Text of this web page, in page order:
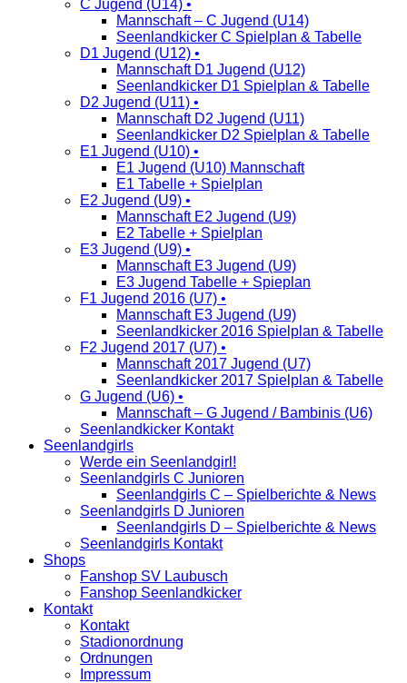
C Jugend (U14) •
Mannschaft – C Jugend (U14)
Seenlandkicker C Spielplan & Tabelle
D1 Jugend (U12) •
Mannschaft D1 Jugend (U12)
Seenlandkicker D1 Spielplan & Tabelle
D2 Jugend (U11) •
Mannschaft D2 Jugend (U11)
Seenlandkicker D2 Spielplan & Tabelle
E1 Jugend (U10) •
E1 Jugend (U10) Mannschaft
E1 Tabelle + Spielplan
E2 Jugend (U9) •
Mannschaft E2 Jugend (U9)
E2 Tabelle + Spielplan
E3 Jugend (U9) •
Mannschaft E3 Jugend (U9)
E3 Jugend Tabelle + Spieplan
F1 Jugend 2016 (U7) •
Mannschaft E3 Jugend (U9)
Seenlandkicker 2016 Spielplan & Tabelle
F2 Jugend 2017 (U7) •
Mannschaft 2017 Jugend (U7)
Seenlandkicker 2017 Spielplan & Tabelle
G Jugend (U6) •
Mannschaft – G Jugend / Bambinis (U6)
Seenlandkicker Kontakt
Seenlandgirls
Werde ein Seenlandgirl!
Seenlandgirls C Junioren
Seenlandgirls C – Spielberichte & News
Seenlandgirls D Junioren
Seenlandgirls D – Spielberichte & News
Seenlandgirls Kontakt
Shops
Fanshop SV Laubusch
Fanshop Seenlandkicker
Kontakt
Kontakt
Stadionordnung
Ordnungen
Impressum